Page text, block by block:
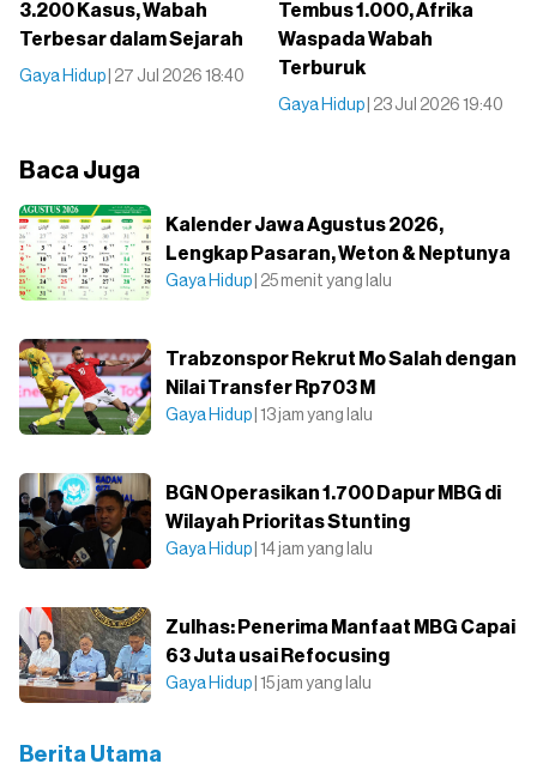
3.200 Kasus, Wabah
Terbesar dalam Sejarah
Gaya Hidup | 27 Jul 2026 18:40
Tembus 1.000, Afrika
Waspada Wabah
Terburuk
Gaya Hidup | 23 Jul 2026 19:40
Baca Juga
Kalender Jawa Agustus 2026,
Lengkap Pasaran, Weton & Neptunya
Gaya Hidup | 25 menit yang lalu
Trabzonspor Rekrut Mo Salah dengan
Nilai Transfer Rp703 M
Gaya Hidup | 13 jam yang lalu
BGN Operasikan 1.700 Dapur MBG di
Wilayah Prioritas Stunting
Gaya Hidup | 14 jam yang lalu
Zulhas: Penerima Manfaat MBG Capai
63 Juta usai Refocusing
Gaya Hidup | 15 jam yang lalu
Berita Utama